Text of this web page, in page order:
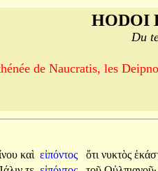
HODOI
Du
de Naucratis, les
καὶ εἰπόντος ὅτι νυκτὸς